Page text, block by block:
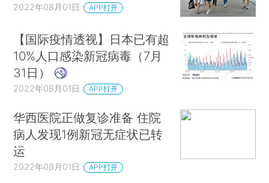
2022年08月01日 APP打开
【国际疫情透视】日本已有超
10%人口感染新冠病毒（7月
31日）
2022年08月01日 APP打开
华西医院正做复诊准备 住院
病人发现1例新冠无症状已转
运
2022年08月01日 APP打开